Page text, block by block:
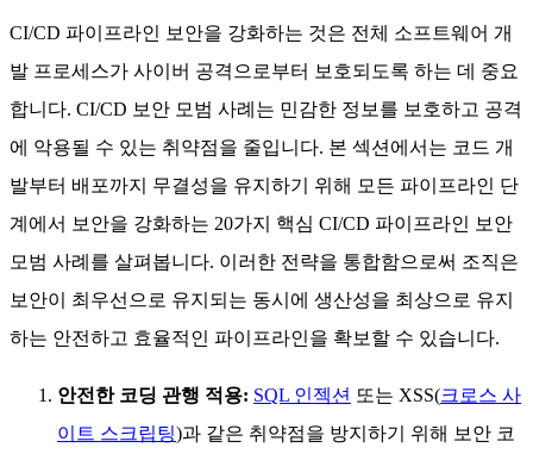
CI/CD 파이프라인 보안을 강화하는 것은 전체 소프트웨어 개
발 프로세스가 사이버 공격으로부터 보호되도록 하는 데 중요
합니다. CI/CD 보안 모범 사례는 민감한 정보를 보호하고 공격
에 악용될 수 있는 취약점을 줄입니다. 본 섹션에서는 코드 개
발부터 배포까지 무결성을 유지하기 위해 모든 파이프라인 단
계에서 보안을 강화하는 20가지 핵심 CI/CD 파이프라인 보안
모범 사례를 살펴봅니다. 이러한 전략을 통합함으로써 조직은
보안이 최우선으로 유지되는 동시에 생산성을 최상으로 유지
하는 안전하고 효율적인 파이프라인을 확보할 수 있습니다.
안전한 코딩 관행 적용: SQL 인젝션 또는 XSS(크로스 사
이트 스크립팅)과 같은 취약점을 방지하기 위해 보안 코